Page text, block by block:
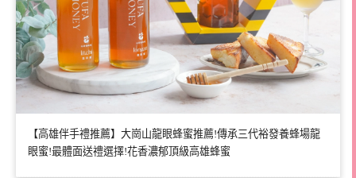
【高雄伴手禮推薦】大崗山龍眼蜂蜜推薦!傳承三代裕發養蜂場龍
眼蜜!最體面送禮選擇!花香濃郁頂級高雄蜂蜜